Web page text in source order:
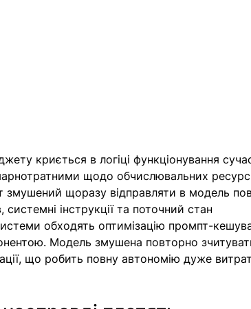
криється в логіці функціонування
щодо обчислювальних
змушений щоразу відправляти в модель
інструкції та поточний стан
обходять оптимізацію промпт-
Модель змушена повторно
що робить повну автономію дуже